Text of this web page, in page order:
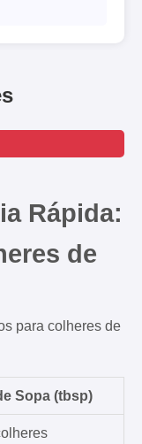
Rápida:
de
para colheres de
Sopa (tbsp)